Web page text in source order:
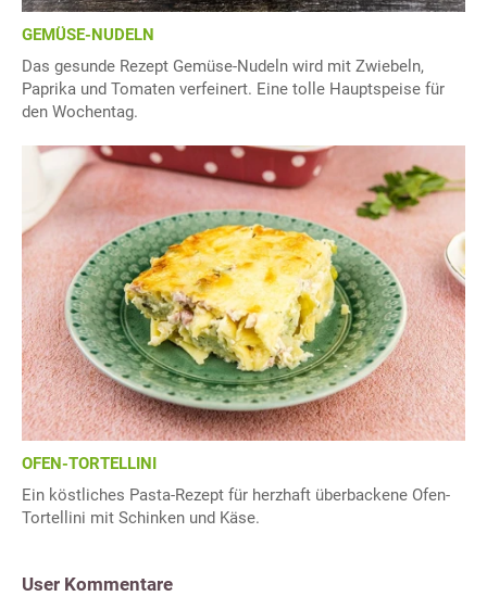
GEMÜSE-NUDELN
Das gesunde Rezept Gemüse-Nudeln wird mit Zwiebeln,
Paprika und Tomaten verfeinert. Eine tolle Hauptspeise für
den Wochentag.
OFEN-TORTELLINI
Ein köstliches Pasta-Rezept für herzhaft überbackene Ofen-
Tortellini mit Schinken und Käse.
User Kommentare